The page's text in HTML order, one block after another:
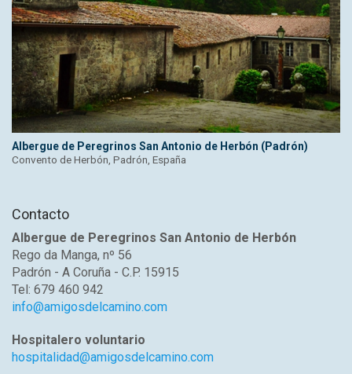
Albergue de Peregrinos San Antonio de Herbón (Padrón)
Convento de Herbón, Padrón, España
Contacto
Albergue de Peregrinos San Antonio de Herbón
Rego da Manga, nº 56
Padrón - A Coruña - C.P. 15915
Tel: 679 460 942
info@amigosdelcamino.com
Hospitalero voluntario
hospitalidad@amigosdelcamino.com